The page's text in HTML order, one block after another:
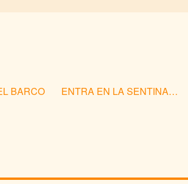
BARCO ENTRA EN LA SENTINA…